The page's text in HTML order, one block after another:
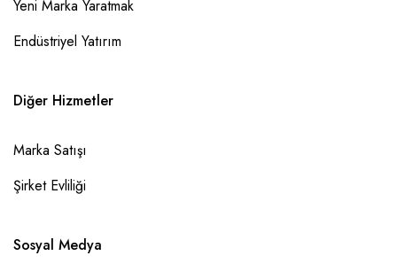
Yeni Marka Yaratmak
Endüstriyel Yatırım
Diğer Hizmetler
Marka Satışı
Şirket Evliliği
Sosyal Medya